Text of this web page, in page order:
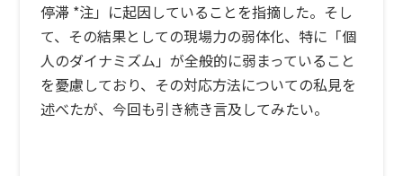
停滞 *注」に起因していることを指摘した。そし
て、その結果としての現場力の弱体化、特に「個
人のダイナミズム」が全般的に弱まっていること
を憂慮しており、その対応方法についての私見を
述べたが、今回も引き続き言及してみたい。